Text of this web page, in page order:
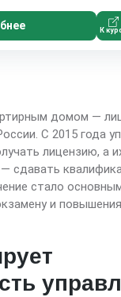
К
домом —
С 2015 года
лицензию, а
сдавать
стало
и